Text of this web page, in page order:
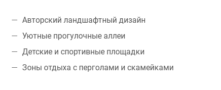
Авторский ландшафтный дизайн
Уютные прогулочные аллеи
Детские и спортивные площадки
Зоны отдыха с перголами и скамейками